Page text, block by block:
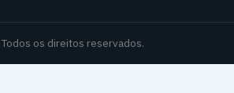
os direitos reservados.